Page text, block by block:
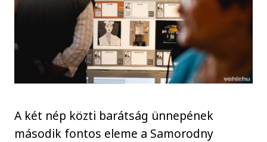
A két nép közti barátság ünnepének
második fontos eleme a Samorodny